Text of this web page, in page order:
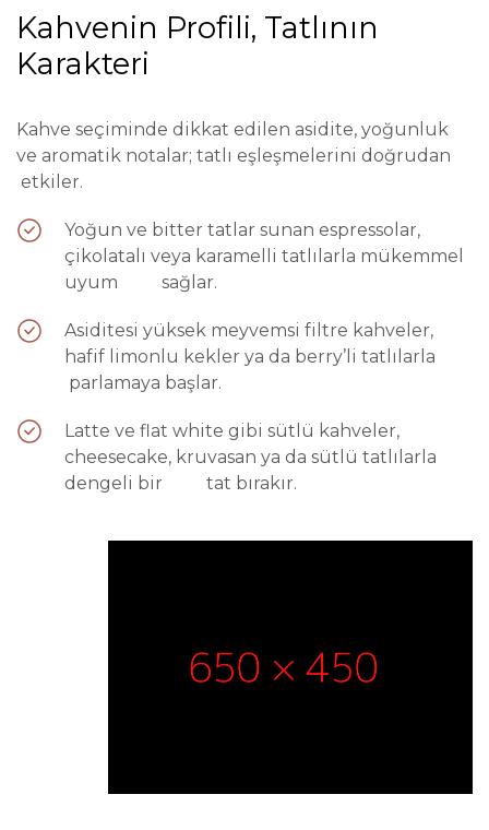
Kahvenin Profili, Tatlının
Karakteri
Kahve seçiminde dikkat edilen asidite, yoğunluk
ve aromatik notalar; tatlı eşleşmelerini doğrudan
etkiler.
Yoğun ve bitter tatlar sunan espressolar,
çikolatalı veya karamelli tatlılarla mükemmel
uyum sağlar.
Asiditesi yüksek meyvemsi filtre kahveler,
hafif limonlu kekler ya da berry’li tatlılarla
parlamaya başlar.
Latte ve flat white gibi sütlü kahveler,
cheesecake, kruvasan ya da sütlü tatlılarla
dengeli bir tat bırakır.